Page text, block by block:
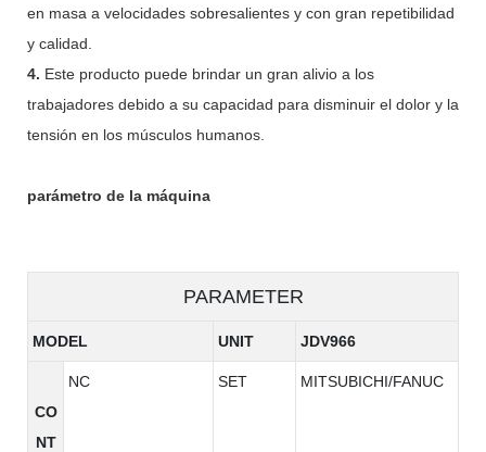
en masa a velocidades sobresalientes y con gran repetibilidad
y calidad.
4. Este producto puede brindar un gran alivio a los
trabajadores debido a su capacidad para disminuir el dolor y la
tensión en los músculos humanos.
parámetro de la máquina
PARAMETER
MODEL UNIT JDV966
CO
NT
NC SET MITSUBICHI/FANUC